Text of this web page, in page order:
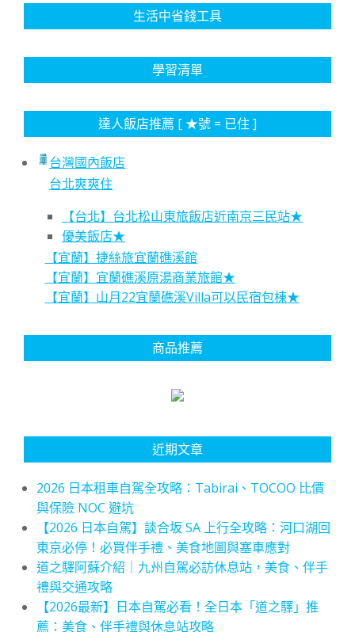
生活中省錢工具
學習清單
達人飯店推薦 [ ★號 = 已住 ]
台灣國內飯店
台北爽爽住
【台北】台北松山東旅飯店近南京三民站★
優美飯店★
【宜蘭】捷絲旅宜蘭礁溪館
【宜蘭】宜蘭礁溪原湯商業旅館★
【宜蘭】山月22宜蘭礁溪Villa可以民宿包棟★
商品推薦
近期文章
2026 日本租車自駕全攻略：Tabirai、TOCOO 比價
與保險 NOC 避坑
【2026 日本自駕】談合坂 SA 上行全攻略：河口湖回
東京必停！必買伴手禮、美食地圖與塞車應對
道之驛阿蘇介紹｜九州自駕必訪休息站，美食、伴手
禮與交通攻略
【2026最新】日本自駕必看！全日本「道之驛」推
薦：美食、伴手禮與休息站攻略